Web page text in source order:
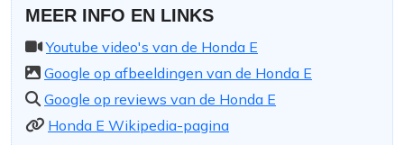
MEER INFO EN LINKS
Youtube video's van de Honda E
Google op afbeeldingen van de Honda E
Google op reviews van de Honda E
Honda E Wikipedia-pagina